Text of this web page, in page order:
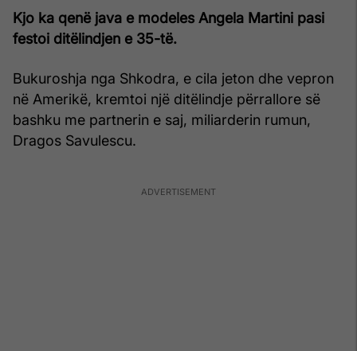
Kjo ka qenë java e modeles Angela Martini pasi
festoi ditëlindjen e 35-të.
Bukuroshja nga Shkodra, e cila jeton dhe vepron
në Amerikë, kremtoi një ditëlindje përrallore së
bashku me partnerin e saj, miliarderin rumun,
Dragos Savulescu.